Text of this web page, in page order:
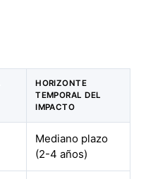
HORIZONTE
TEMPORAL DEL
IMPACTO
Mediano plazo
(2-4 años)